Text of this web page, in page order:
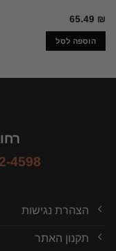
65.49 ₪
הוספה לסל
רחוב
4598
הצהרת נגישות
תקנון האתר